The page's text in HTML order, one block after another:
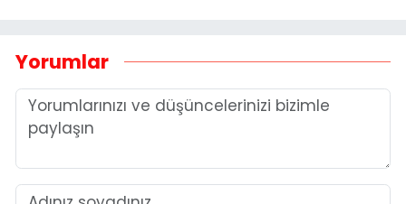
Yorumlar